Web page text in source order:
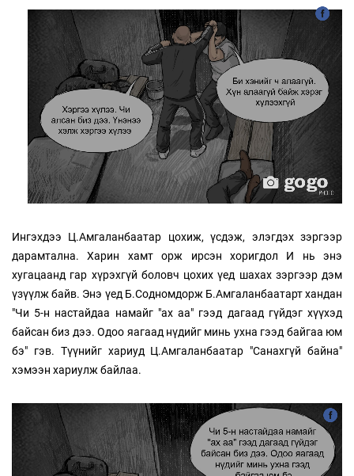
Ингэхдээ Ц.Амгаланбаатар цохиж, үсдэж, элэгдэх зэргээр
дарамтална. Харин хамт орж ирсэн хоригдол И нь энэ
хугацаанд гар хүрэхгүй боловч цохих үед шахах зэргээр дэм
үзүүлж байв. Энэ үед Б.Содномдорж Б.Амгаланбаатарт хандан
"Чи 5-н настайдаа намайг "ах аа" гээд дагаад гүйдэг хүүхэд
байсан биз дээ. Одоо яагаад нүдийг минь ухна гээд байгаа юм
бэ" гэв. Түүнийг хариуд Ц.Амгаланбаатар "Санахгүй байна"
хэмээн хариулж байлаа.